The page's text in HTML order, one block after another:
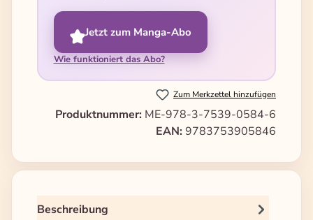
Jetzt zum Manga-Abo
Wie funktioniert das Abo?
Zum Merkzettel hinzufügen
Produktnummer: ME-978-3-7539-0584-6
EAN: 9783753905846
Beschreibung